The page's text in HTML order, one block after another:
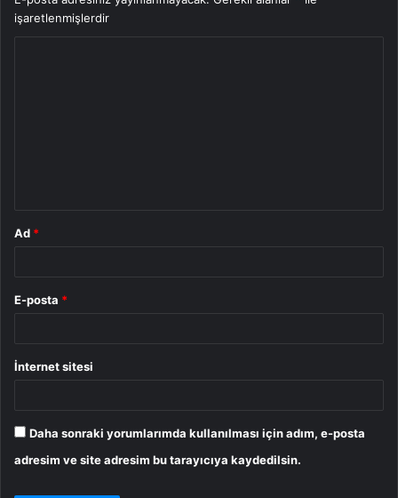
işaretlenmişlerdir
Ad *
E-posta *
İnternet sitesi
Daha sonraki yorumlarımda kullanılması için adım, e-posta
adresim ve site adresim bu tarayıcıya kaydedilsin.